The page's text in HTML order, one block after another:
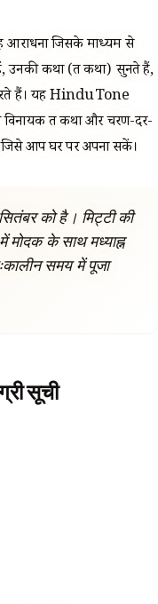
आराधना जिसके माध्यम से
कथा (व्रत कथा) सुनते हैं,
हैं। यह HinduTone
व्रत कथा और चरण-दर-
जिसे आप घर पर अपना सकें।
को है। मिट्टी की
मोदक के साथ मध्याह्न
समय में पूजा
सूची